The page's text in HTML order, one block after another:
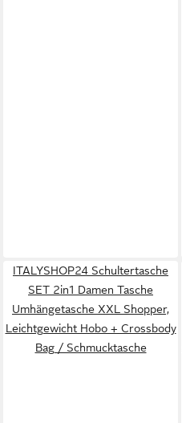
ITALYSHOP24 Schultertasche
SET 2in1 Damen Tasche
Umhängetasche XXL Shopper,
Leichtgewicht Hobo + Crossbody
Bag / Schmucktasche